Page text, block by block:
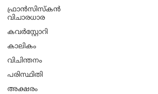
ഫ്രാൻസിസ്കൻ
വിചാരധാര
കവർസ്റ്റോറി
കാലികം
വിചിന്തനം
പരിസ്ഥിതി
അക്ഷരം